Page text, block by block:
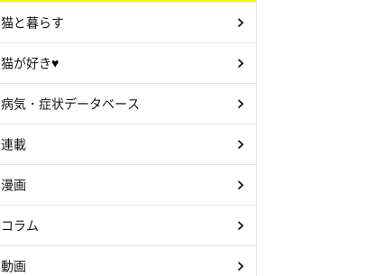
猫と暮らす
猫が好き♥
病気・症状データベース
連載
漫画
コラム
動画